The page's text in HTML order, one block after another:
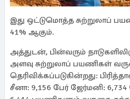
இது ஒட்டுமொத்த சுற்றுலாப்
41% ஆகும்.
அத்துடன், பின்வரும்
அளவு சுற்றுலாப் பயணிகள்
தெரிவிக்கப்படுகின்றது:
சீனா: 9,156 பேர் ஜேர்மனி: